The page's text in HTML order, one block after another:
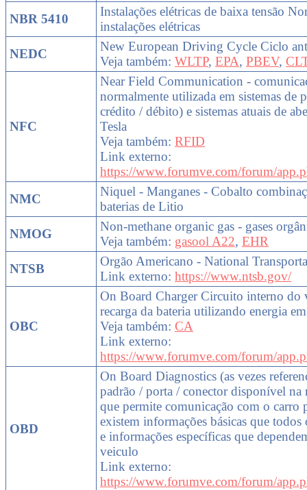
NBR 5410
Instalações elétricas de baixa tensão
instalações elétricas
NEDC
New European Driving Cycle Ciclo
Veja também: WLTP, EPA, PBEV,
NFC
Near Field Communication -
normalmente utilizada em sistemas de
crédito / débito) e sistemas atuais de
Tesla
Veja também: RFID
Link externo:
https://www.forumve.com/forum/
NMC
Niquel - Manganes - Cobalto
baterias de Litio
NMOG
Non-methane organic gas - gases
Veja também: gasool A22, EHR
NTSB
Orgão Americano - National
Link externo: https://www.ntsb.gov/
OBC
On Board Charger Circuito interno do
recarga da bateria utilizando energia
Veja também: CA
Link externo:
https://www.forumve.com/forum/
OBD
On Board Diagnostics (as vezes
padrão / porta / conector disponível na
que permite comunicação com o carro
existem informações básicas que
e informações específicas que
veiculo
Link externo:
https://www.forumve.com/forum/